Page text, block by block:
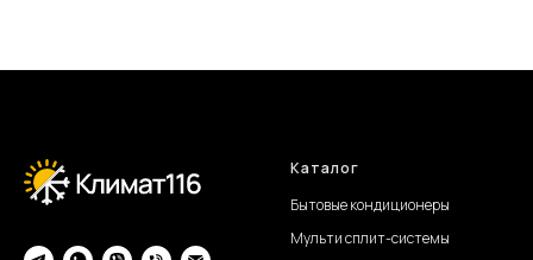
Каталог
Бытовые кондиционеры
Мульти сплит-системы